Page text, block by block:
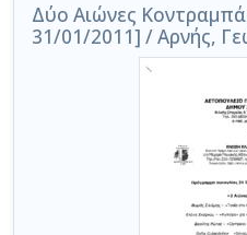
Δύο Αιώνες
31/01/2011] / Αρνής,